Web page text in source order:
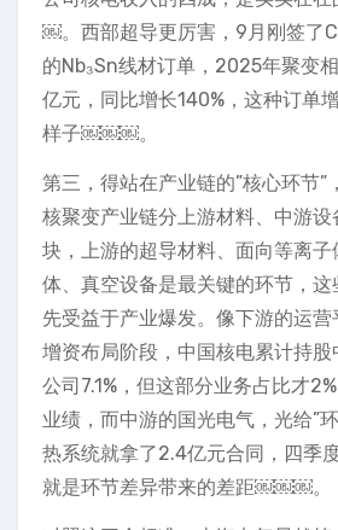
￼。西部超导更厉害，9月刚签了
的Nb₃Sn线材订单，2025年聚变
亿元，同比增长140%，这种订单
样子￼￼￼。
第三，得站在产业链的”核心环节”
核聚变产业链分上游材料、中游
块，上游的超导材料、面向等离
体、真空设备是最关键的环节，
先受益于产业爆发。像下游的运
增资布局阶段，中国核电累计持
公司7.1%，但这部分业务占比才
业绩，而中游的国光电气，光给”
热系统就拿了2.4亿元合同，四季
就是环节差异带来的差距￼￼￼。